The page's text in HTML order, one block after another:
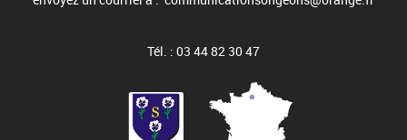
Tél. : 03 44 82 30 47